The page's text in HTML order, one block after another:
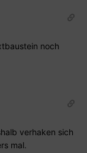
noch
verhaken sich
mal.